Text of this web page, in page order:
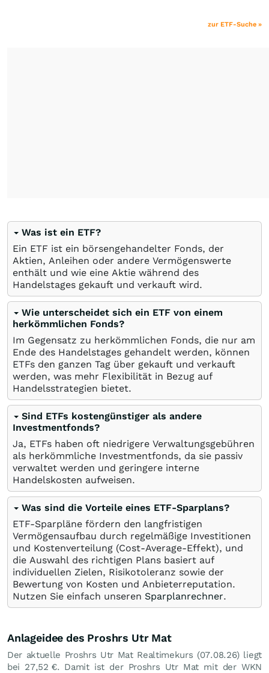
zur ETF-Suche »
Was ist ein ETF?
Ein ETF ist ein börsengehandelter Fonds, der
Aktien, Anleihen oder andere Vermögenswerte
enthält und wie eine Aktie während des
Handelstages gekauft und verkauft wird.
Wie unterscheidet sich ein ETF von einem
herkömmlichen Fonds?
Im Gegensatz zu herkömmlichen Fonds, die nur am
Ende des Handelstages gehandelt werden, können
ETFs den ganzen Tag über gekauft und verkauft
werden, was mehr Flexibilität in Bezug auf
Handelsstrategien bietet.
Sind ETFs kostengünstiger als andere
Investmentfonds?
Ja, ETFs haben oft niedrigere Verwaltungsgebühren
als herkömmliche Investmentfonds, da sie passiv
verwaltet werden und geringere interne
Handelskosten aufweisen.
Was sind die Vorteile eines ETF-Sparplans?
ETF-Sparpläne fördern den langfristigen
Vermögensaufbau durch regelmäßige Investitionen
und Kostenverteilung (Cost-Average-Effekt), und
die Auswahl des richtigen Plans basiert auf
individuellen Zielen, Risikotoleranz sowie der
Bewertung von Kosten und Anbieterreputation.
Nutzen Sie einfach unseren Sparplanrechner.
Anlageidee des Proshrs Utr Mat
Der aktuelle Proshrs Utr Mat Realtimekurs (07.08.26) liegt
bei 27,52 €. Damit ist der Proshrs Utr Mat mit der WKN